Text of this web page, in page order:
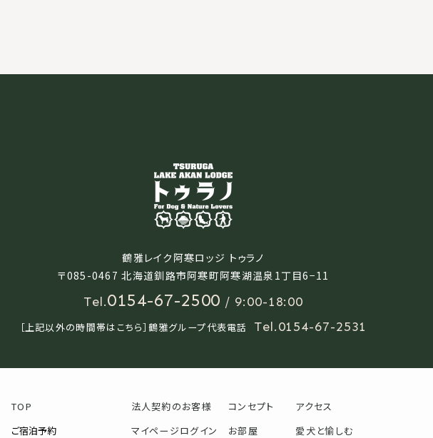
鶴雅レイク阿寒ロッジ トゥラノ
〒085-0467北海道釧路市阿寒町阿寒湖温泉1丁目6−11
Tel.0154-67-2500 / 9:00-18:00
［上記以外の時間帯はこちら］鶴雅グループ代表電話 Tel.0154-67-2531
TOP
法人契約のお客様
マイページログイン
コンセプト
お部屋
アクセス
愛犬と愉しむ